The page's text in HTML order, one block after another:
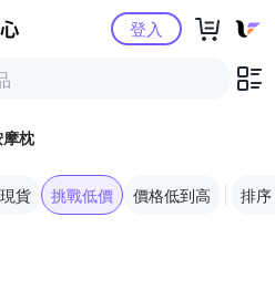
Yahoo購物中心登入
枕
貨 挑戰低價 價格低到高 排序